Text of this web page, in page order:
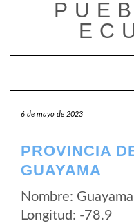
6 de mayo de 2023
PROVINCIA
GUAYAMA
Nombre: Guayama
Longitud: -78.9